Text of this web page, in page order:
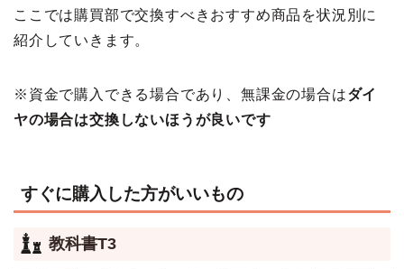
ここでは購買部で交換すべきおすすめ商品を状況別に
紹介していきます。
※資金で購入できる場合であり、無課金の場合はダイ
ヤの場合は交換しないほうが良いです
すぐに購入した方がいいもの
教科書T3